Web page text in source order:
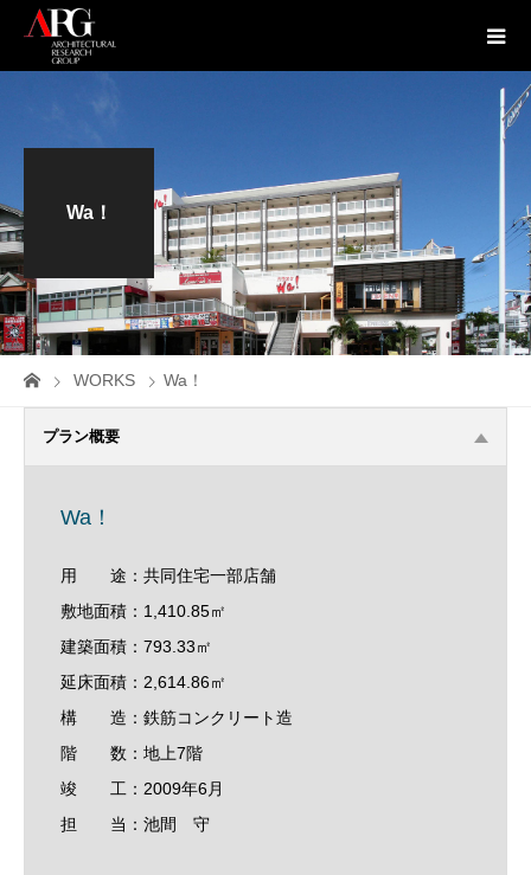
Wa！
WORKS Wa！
プラン概要
Wa！
用 途：共同住宅一部店舗
敷地面積：1,410.85㎡
建築面積：793.33㎡
延床面積：2,614.86㎡
構 造：鉄筋コンクリート造
階 数：地上7階
竣 工：2009年6月
担 当：池間 守